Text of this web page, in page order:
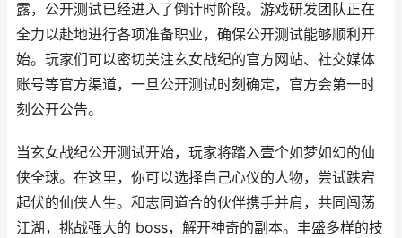
露，公开测试已经进入了倒计时阶段。游戏研发团队正在
全力以赴地进行各项准备职业，确保公开测试能够顺利开
始。玩家们可以密切关注玄女战纪的官方网站、社交媒体
账号等官方渠道，一旦公开测试时刻确定，官方会第一时
刻公开公告。
当玄女战纪公开测试开始，玩家将踏入壹个如梦如幻的仙
侠全球。在这里，你可以选择自己心仪的人物，尝试跌宕
起伏的仙侠人生。和志同道合的伙伴携手并肩，共同闯荡
江湖，挑战强大的 boss，解开神奇的副本。丰盛多样的技